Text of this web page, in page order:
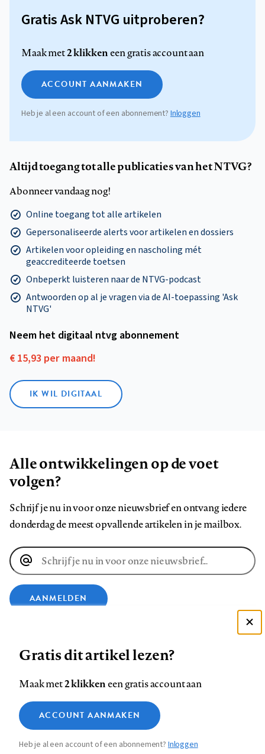
Gratis Ask NTVG uitproberen?
Maak met2 klikkeneen gratis account aan
ACCOUNT AANMAKEN
Heb je al een account of een abonnement?Inloggen
Altijd toegang tot alle publicaties van het NTVG?
Abonneer vandaag nog!
Online toegang tot alle artikelen
Gepersonaliseerde alerts voor artikelen en dossiers
Artikelen voor opleiding en nascholing mét
geaccrediteerde toetsen
Onbeperkt luisteren naar de NTVG-podcast
Antwoorden op al je vragen via de AI-toepassing 'Ask
NTVG'
Neem het digitaal ntvg abonnement
€ 15,93 per maand!
IK WIL DIGITAAL
Alle ontwikkelingen op de voet
volgen?
Schrijf je nu in voor onze nieuwsbrief en ontvang iedere
donderdag de meest opvallende artikelen in je mailbox.
E-
mailadres
AANMELDEN
op
Facebook
op
LinkedIn
op
Bluesky
ons
op
InstagramYouTube
Footer
Contact Colofon Disclaimer Privacy
Medische vragen verdienen
betrouwbare antwoorden
Zie onze cookie policy
Analytische cookies
Marketing cookies
Gratis dit artikel lezen?
Maak met2 klikkeneen gratis account aan
ACCOUNT AANMAKEN
Heb je al een account of een abonnement?Inloggen